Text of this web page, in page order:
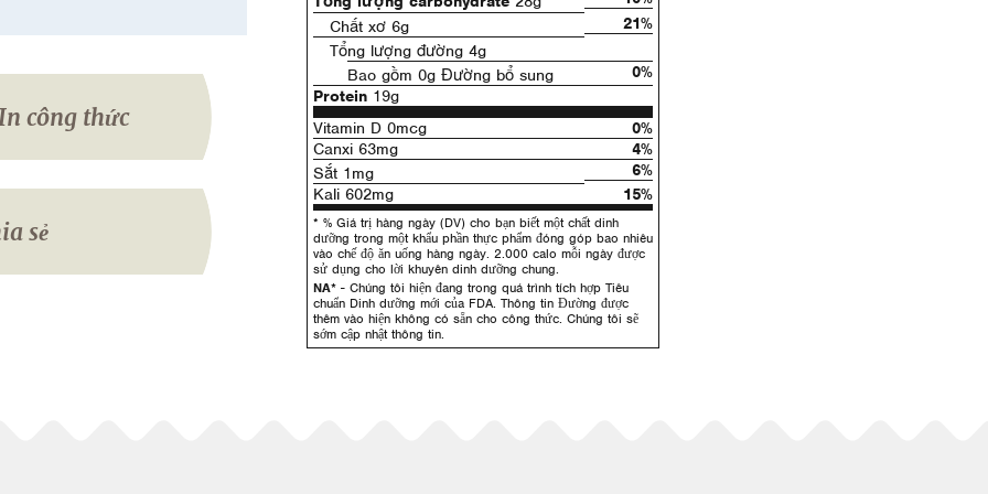
công thức
sẻ
Chất xơ 6g
21%
Tổng lượng đường 4g
Bao gồm 0g Đường bổ sung
0%
Protein 19g
Vitamin D 0mcg
0%
Canxi 63mg
4%
Sắt 1mg
6%
Kali 602mg
15%
* % Giá trị hàng ngày (DV) cho bạn biết một chất dinh
dưỡng trong một khẩu phần thực phẩm đóng góp bao nhiêu
vào chế độ ăn uống hàng ngày. 2.000 calo mỗi ngày được
sử dụng cho lời khuyên dinh dưỡng chung.
NA* - Chúng tôi hiện đang trong quá trình tích hợp Tiêu
chuẩn Dinh dưỡng mới của FDA. Thông tin Đường được
thêm vào hiện không có sẵn cho công thức. Chúng tôi sẽ
sớm cập nhật thông tin.